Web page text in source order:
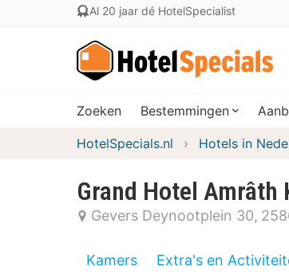
Al 20 jaar dé HotelSpecialist
Zoeken Bestemmingen
HotelSpecials.nl Hotels in
Grand Hotel Amrâth
Gevers Deynootplein 30
Kamers Extra's en